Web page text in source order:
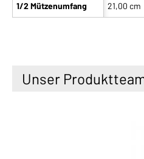
1/2 Mützenumfang 21,00 cm
Unser